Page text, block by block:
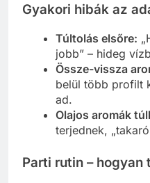
Gyakori hibák az
Túltolás elsőre:
jobb” – hideg
Össze-vissza
belül több profilt
ad.
Olajos aromák
terjednek,
Parti rutin –